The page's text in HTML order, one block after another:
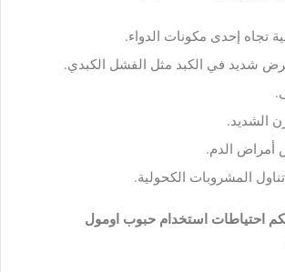
تجاه إحدى مكونات الدواء.
شديد في الكبد مثل الفشل الكبدي.
الشديد.
أمراض الدم.
المشروبات الكحولية.
احتياطات استخدام حبوب اومول